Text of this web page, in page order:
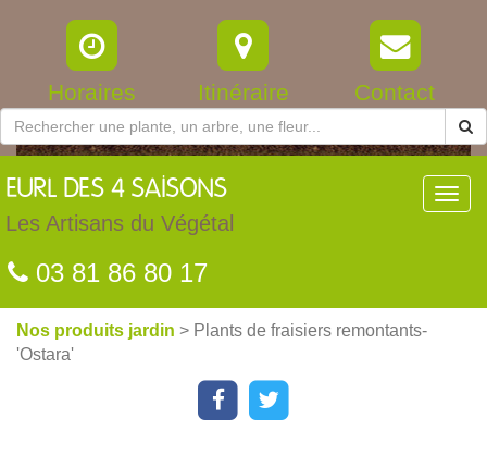
Horaires Itinéraire Contact
EURL DES 4 SAISONS
Les Artisans du Végétal
03 81 86 80 17
Nos produits jardin > Plants de fraisiers remontants-
'Ostara'